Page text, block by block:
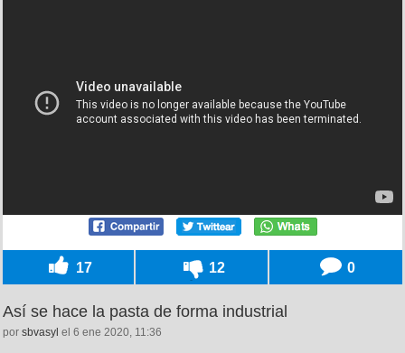
17 12 0
Así se hace la pasta de forma industrial
por sbvasyl el 6 ene 2020, 11:36